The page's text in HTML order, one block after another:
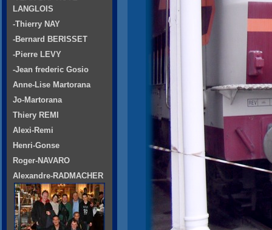
LANGLOIS
-Thierry NAY
-Bernard BERISSET
-Pierre LEVY
-Jean frederic Gosio
Anne-Lise Martorana
Jo-Martorana
Thiery REMI
Alexi-Remi
Henri-Gonse
Roger-NAVARO
Alexandre-RADMACHER